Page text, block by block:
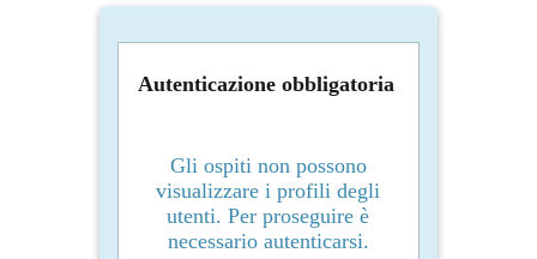
Autenticazione obbligatoria
Gli ospiti non possono
visualizzare i profili degli
utenti. Per proseguire è
necessario autenticarsi.